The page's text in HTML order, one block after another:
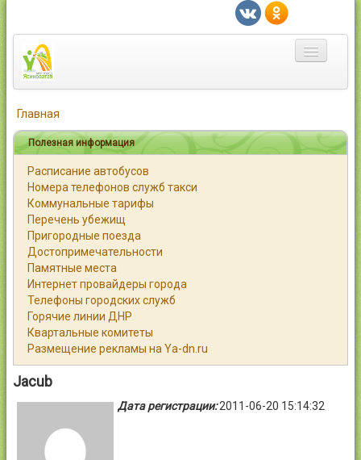
Город
Статьи
Каталог
Справочник
Работа
Объявления
Помощь
Контакты
Главная
Полезная информация
Расписание автобусов
Номера телефонов служб такси
Коммунальные тарифы
Перечень убежищ
Пригородные поезда
Достопримечательности
Памятные места
Интернет провайдеры города
Телефоны городских служб
Горячие линии ДНР
Квартальные комитеты
Размещение рекламы на Ya-dn.ru
Jacub
Дата регистрации:2011-06-20 15:14:32